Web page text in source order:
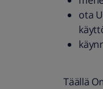
ota
Täällä